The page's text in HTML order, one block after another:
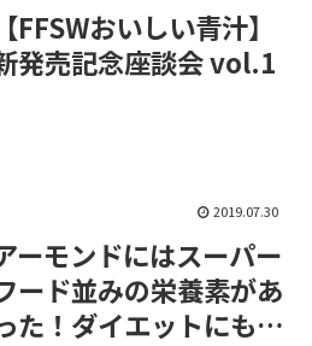
【FFSWおいしい青汁】
発売記念座談会 vol.1
2019.07.30
ーモンドにはスーパー
ード並みの栄養素があ
た！ダイエットにも最